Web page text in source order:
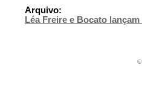
Arquivo:
Léa Freire e Bocato
©